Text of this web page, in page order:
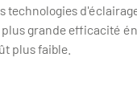
technologies
plus grande efficacité
plus faible.